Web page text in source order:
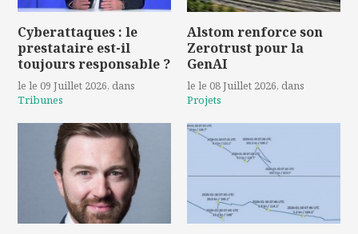
Cyberattaques : le
prestataire est-il
toujours responsable ?
le le 09 Juillet 2026, dans
Tribunes
Alstom renforce son
Zerotrust pour la
GenAI
le le 08 Juillet 2026, dans
Projets